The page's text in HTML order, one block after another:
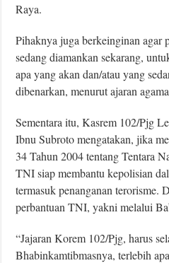
Raya.
Pihaknya juga berkeinginan agar
sedang diamankan sekarang,
apa yang akan dan/atau yang
dibenarkan, menurut ajaran
Sementara itu, Kasrem 102/Pjg
Ibnu Subroto mengatakan, jika
34 Tahun 2004 tentang Tentara
TNI siap membantu kepolisian
termasuk penanganan terorisme.
perbantuan TNI, yakni melalui
“Jajaran Korem 102/Pjg, harus
Bhabinkamtibmasnya, terlebih